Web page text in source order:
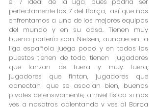
perfectamente los 7 del Barça,  así que nos
enfrentamos a uno de los mejores equipos
del mundo y en su casa. Tienen muy
buena portería con Nielsen, aunque en la
liga española juega poco y en todos los
puestos tienen de todo, tienen  jugadores
que lanzan de fuera y muy fuera,
jugadores que fintan, jugadores que
conectan, que se asocian bien, buenos
pivotes defensivamente, a nivel físico si nos
ves a nosotros calentando y ves al Barça